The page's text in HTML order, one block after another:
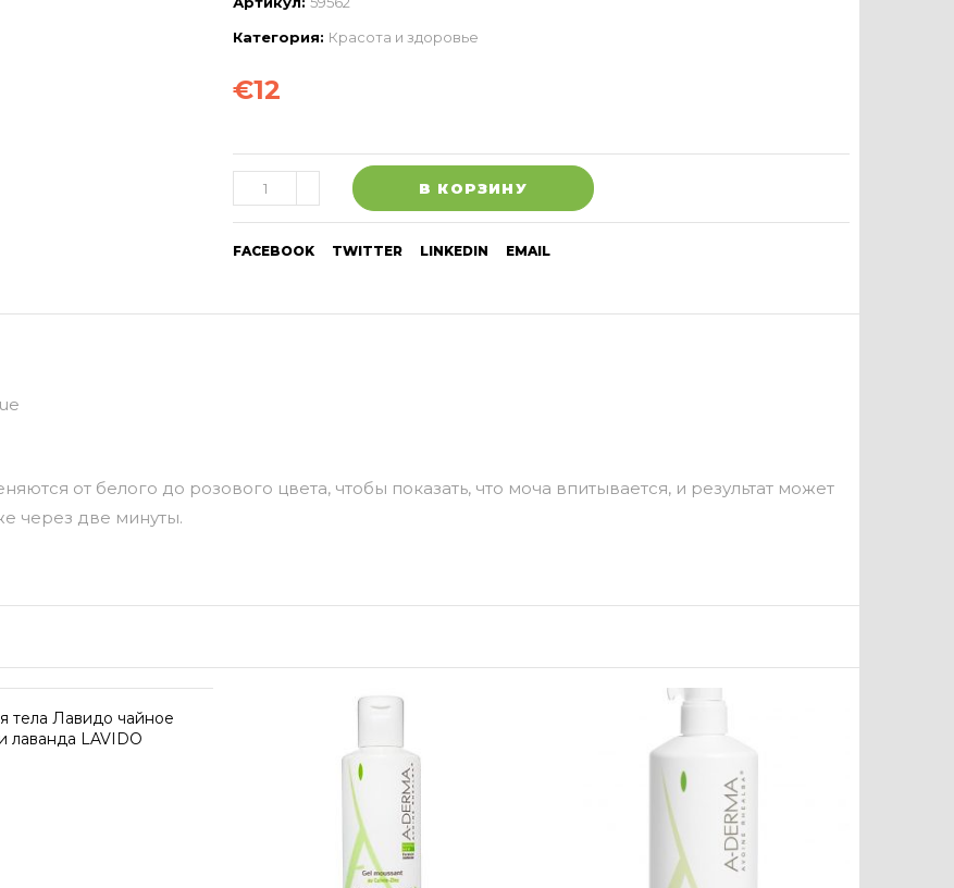
Категория: Красота и здоровье
€12
В КОРЗИНУ
FACEBOOK TWITTER LINKEDIN EMAIL
от белого до розового цвета, чтобы показать, что моча впитывается, и результат может
через две минуты.
тела Лавидо чайное
лаванда LAVIDO